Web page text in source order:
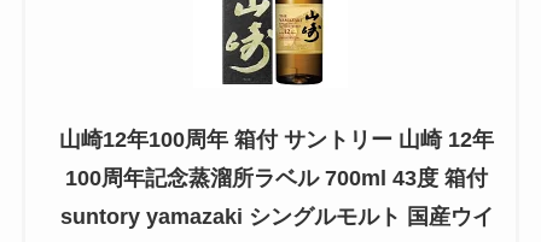
山崎12年100周年 箱付 サントリー 山崎 12年
100周年記念蒸溜所ラベル 700ml 43度 箱付
suntory yamazaki シングルモルト 国産ウイ